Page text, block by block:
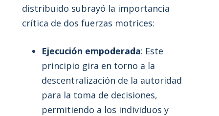
distribuido subrayó la importancia
crítica de dos fuerzas motrices:
Ejecución empoderada: Este
principio gira en torno a la
descentralización de la autoridad
para la toma de decisiones,
permitiendo a los individuos y